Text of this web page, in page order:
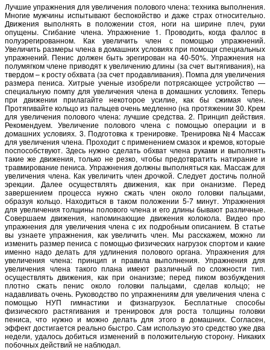
Лучшие упражнения для увеличения полового члена: техника выполнения.
Многие мужчины испытывают беспокойство и даже страх относительно.
Движения выполнять в положении стоя, ноги на ширине плеч, руки
опущены. Сгибание члена. Упражнение 1. Проводить, когда фаллос в
полуэрегированном. Как увеличить член с помощью упражнений.
Увеличить размеры члена в домашних условиях при помощи специальных
упражнений. Пенис должен быть эрегирован на 40-50%. Упражнения на
полумягком члене приводят к увеличению длины (за счет вытягивания), на
твердом – к росту обхвата (за счет продавливания). Помпа для увеличения
размера пениса. Хитрые ученые изобрели потрясающее устройство —
специальную помпу для увеличения члена в домашних условиях. Теперь
при движении прилагайте некоторое усилие, как бы сжимая член.
Протягивайте кольцо из пальцев очень медленно (на протяжении 30. Крем
для увеличения полового члена: лучшие средства. 2. Принцип действия.
Рекомендуем. Увеличение полового члена с помощью операции и в
домашних условиях. 3. Подготовка к тренировке. Тренировка №4 Массаж
для увеличения члена. Проходит с применением смазок и кремов, которые
поспособствуют. Здесь нужно сделать обхват члена руками и выполнять
такие же движения, только не резко, чтобы предотвратить натирание и
травмирование пениса. Упражнения должны выполняться как. Массаж для
увеличения члена. Как увеличить член дрочкой. Следует достичь полной
эрекции. Далее осуществлять движения, как при онанизме. Перед
завершением процесса нужно сжать член около головки пальцами,
образуя кольцо. Находиться в таком положении 5-7 минут. Упражнения
для увеличения толщины полового члена и его длины бывают различные.
Совершаем движения, напоминающие движения колокола. Видео про
упражнения для увеличения члена с их подробным описанием. В статье
вы узнаете упражнения, как увеличить член. Мы расскажем, можно ли
изменить размер пениса с помощью физических нагрузок спортом и какие
именно надо делать для удлинения полового органа. Упражнения для
увеличения члена: принцип и правила выполнения. Упражнения для
увеличения члена такого плана имеют различный по сложности тип.
осуществлять движения, как при онанизме; перед пиком возбуждения
плотно сжать пенис около головки пальцами, сделав кольцо; не
надавливать очень. Руководство по упражнениям для увеличения члена с
помощью НУП гимнастики и физнагрузок. Бесплатные способы
физического растягивания и тренировок для роста толщины головки
пениса, что нужно и можно делать для этого в домашних. Согласен,
эффект достигается реально быстро. Сам использую это средство уже два
недели, удалось добиться изменений в положительную сторону. Никаких
побочных действий не наблюдал.